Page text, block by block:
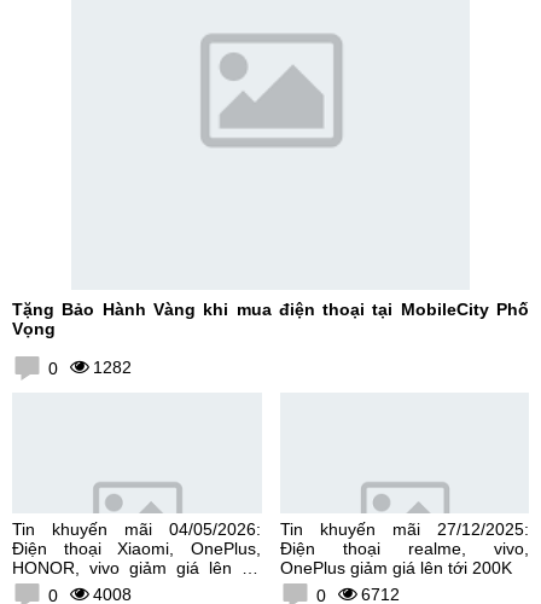
Tặng Bảo Hành Vàng khi mua điện thoại tại MobileCity Phố
Vọng
0 1282
Tin khuyến mãi 04/05/2026:
Điện thoại Xiaomi, OnePlus,
HONOR, vivo giảm giá lên tới
300K0 4008
Tin khuyến mãi 27/12/2025:
Điện thoại realme, vivo,
OnePlus giảm giá lên tới 200K
0
6712